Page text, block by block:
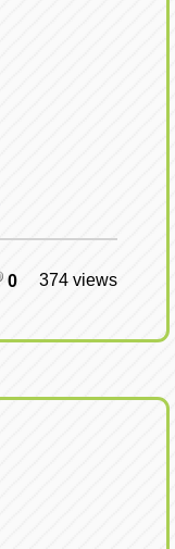
0 374 views